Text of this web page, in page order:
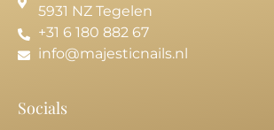
5931 NZ Tegelen
+31 6 180 882 67
info@majesticnails.nl
Socials